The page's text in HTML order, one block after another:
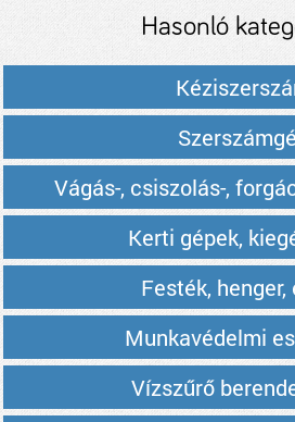
Hasonló
Vágás-, csiszolás-,
Kerti gépek,
Festék, henger,
Munkavédelmi
Vízszűrő